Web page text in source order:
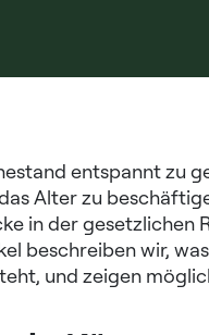
entspannt zu
Alter zu
in der gesetzlichen
beschreiben wir,
und zeigen